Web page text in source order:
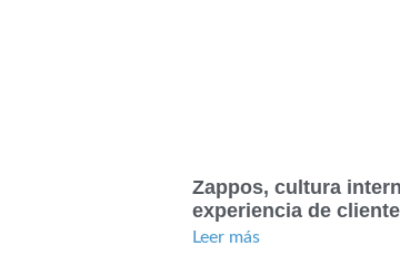
Zappos, cultura
experiencia de cliente
Leer más